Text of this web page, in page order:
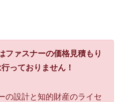
ファスナーの価格見積もり
っておりません！
の設計と知的財産のライセ